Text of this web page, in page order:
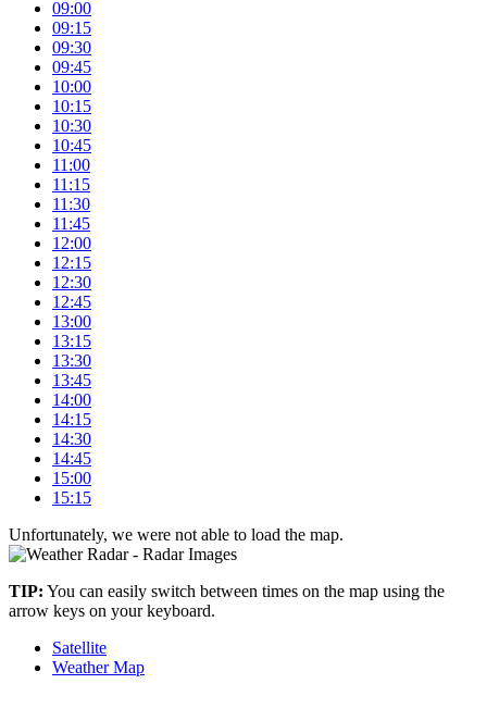
09:00
09:15
09:30
09:45
10:00
10:15
10:30
10:45
11:00
11:15
11:30
11:45
12:00
12:15
12:30
12:45
13:00
13:15
13:30
13:45
14:00
14:15
14:30
14:45
15:00
15:15
Unfortunately, we were not able to load the map.
–
TIP: You can easily switch between times on the map using the
arrow keys on your keyboard.
Satellite
Weather Map